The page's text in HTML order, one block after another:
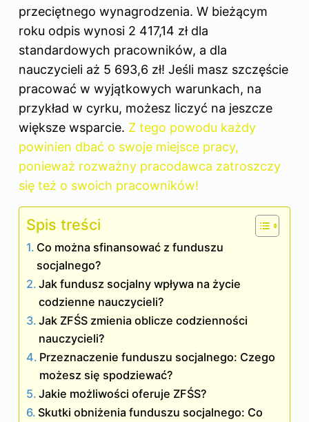
przeciętnego wynagrodzenia. W bieżącym
roku odpis wynosi 2 417,14 zł dla
standardowych pracowników, a dla
nauczycieli aż 5 693,6 zł! Jeśli masz szczęście
pracować w wyjątkowych warunkach, na
przykład w cyrku, możesz liczyć na jeszcze
większe wsparcie. Z tego powodu każdy
powinien dbać o swoje miejsce pracy,
ponieważ rozważny pracodawca zatroszczy
się też o swoich pracowników!
Spis treści
Co można sfinansować z funduszu
socjalnego?
Jak fundusz socjalny wpływa na życie
codzienne nauczycieli?
Jak ZFŚS zmienia oblicze codzienności
nauczycieli?
Przeznaczenie funduszu socjalnego: Czego
możesz się spodziewać?
Jakie możliwości oferuje ZFŚS?
Skutki obniżenia funduszu socjalnego: Co